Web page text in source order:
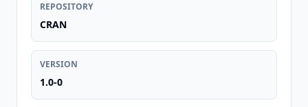
REPOSITORY
CRAN
VERSION
1.0-0